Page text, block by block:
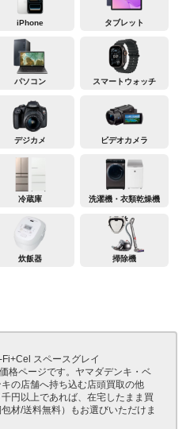
iPhone タブレット
パソコン スマートウォッチ
デジカメ ビデオカメラ
冷蔵庫 洗濯機・衣類乾燥機
炊飯器 掃除機
スペースグレイ
格ページです。ヤマダデンキ・ベ
の店舗へ持ち込む店頭買取の他
円以上であれば、在宅したまま買
材/送料無料）もお選びいただけま